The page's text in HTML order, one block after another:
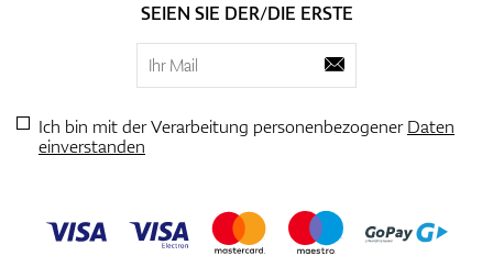
SEIEN SIE DER/DIE ERSTE
Ich bin mit der Verarbeitung personenbezogenerDaten
einverstanden